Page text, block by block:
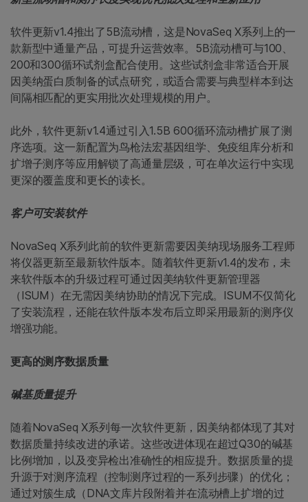
软件更新v1.4推出了5B流动槽，这是NovaSeq X系列上的一
款新型中通量产品，可提升运营效率。5B流动槽可与100、
200和300循环试剂盒配合使用。这些试剂盒非常适合开展
因美纳蛋白质制备的试点研究，或适合需要与典型样本到达
间隔相匹配的更实用批次处理规模的用户。
此外，软件更新v1.4通过引入1.5B 600循环流动槽扩展了测
序选项。这一新配置为鸟枪法宏基因组学、免疫组库分析和
扩增子测序等应用解锁了高通量层级，可在单次运行中实现
更深的覆盖度和更长的读长。
客户可安装软件
NovaSeq X系列此前的软件更新需要因美纳现场服务工程师
将仪器更新至最新软件版本。随着软件更新v1.4的发布，未
来软件版本的升级过程可通过因美纳软件更新管理器
（ISUM）在无需因美纳协助的情况下完成。ISUM不仅简化
了安装流程，还能在软件版本发布后立即采用最新的测序仪
增强功能。
更高的测序数据质量
碱基质量提升
随着NovaSeq X系列每一次软件更新，因美纳都体现了其对
数据质量持续改进的承诺。这些改进体现在超过Q30的碱基
比例增加，以及变异检出准确性的相应提升。数据质量的提
升源于对测序流程（控制测序过程的一系列步骤）的优化；
通过对簇生成（DNA文库片段附着并在流动槽上扩增的过